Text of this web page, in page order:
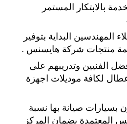
بالابتكار المستمر
المهندسين البداية بتوفير
منتجات شركة هايسنس .
الفنيين وتدريبهم على
لكافة موديلات اجهزة
بسيارات صيانة بها نسبة
المعتمدة بضمان المركز